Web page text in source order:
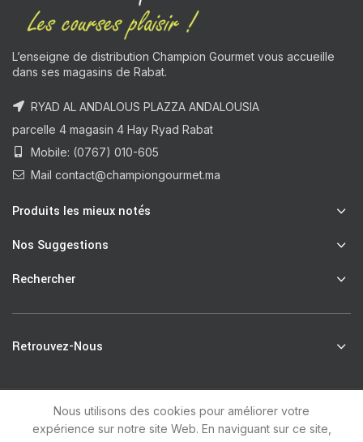
L’enseigne de distribution Champion Gourmet vous accueille
dans ses magasins de Rabat.
RYAD AL ANDALOUS PLAZZA ANDALOUSIA
parcelle 4 magasin 4 Hay Ryad Rabat
Mobile: (0767) 010-605
Mail contact@championgourmet.ma
Produits les mieux notés
Nos Suggestions
Rechercher
Retrouvez-Nous
Champion Gourmet 2021 byRunsoft.
Nous utilisons des cookies pour améliorer votre
expérience sur notre site Web. En naviguant sur ce site,